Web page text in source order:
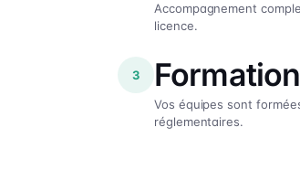
Accompagnement
licence.
3
Vos équipes sont
réglementaires.